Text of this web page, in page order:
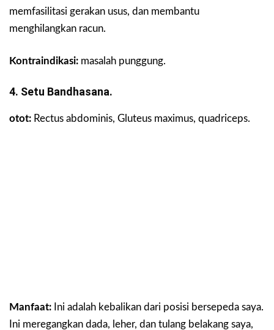
memfasilitasi gerakan usus, dan membantu
menghilangkan racun.
Kontraindikasi: masalah punggung.
4. Setu Bandhasana.
otot: Rectus abdominis, Gluteus maximus, quadriceps.
Manfaat: Ini adalah kebalikan dari posisi bersepeda saya.
Ini meregangkan dada, leher, dan tulang belakang saya,